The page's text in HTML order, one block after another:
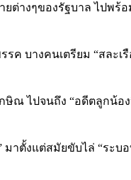
างๆของรัฐบาล ไปพร้
บางคนเตรียม “สละเ
ณ ไปจนถึง “อดีตลูกน้อ
าตั้งแต่สมัยขับไล่ “ระ